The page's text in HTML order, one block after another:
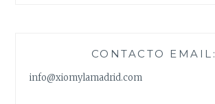
CONTACTO EMAIL:
info@xiomylamadrid.com